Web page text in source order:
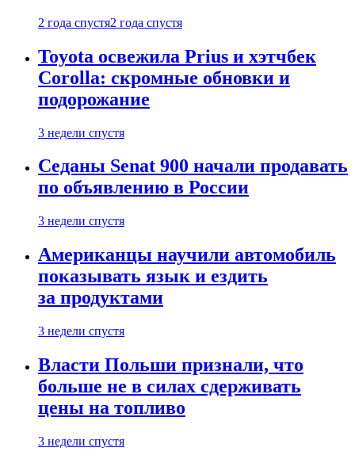
2 года спустя2 года спустя
Toyota освежила Prius и хэтчбек
Corolla: скромные обновки и
подорожание
3 недели спустя
Седаны Senat 900 начали продавать
по объявлению в России
3 недели спустя
Американцы научили автомобиль
показывать язык и ездить
за продуктами
3 недели спустя
Власти Польши признали, что
больше не в силах сдерживать
цены на топливо
3 недели спустя